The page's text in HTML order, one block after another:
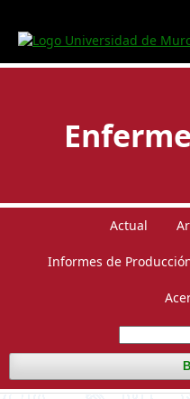
Actual
Informes de